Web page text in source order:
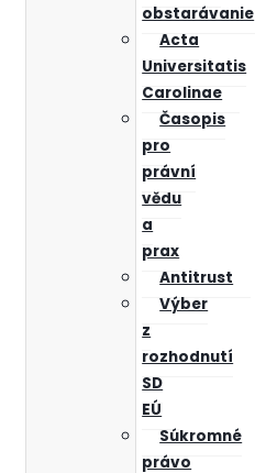
obstarávanie
Acta
Universitatis
Carolinae
Časopis
pro
právní
vědu
a
prax
Antitrust
Výber
z
rozhodnutí
SD
EÚ
Súkromné
právo